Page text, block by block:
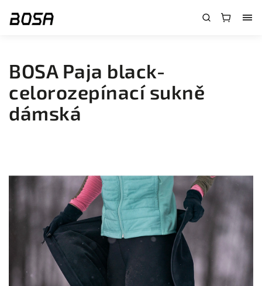
BOSA Paja black-
celorozepínací sukně
dámská